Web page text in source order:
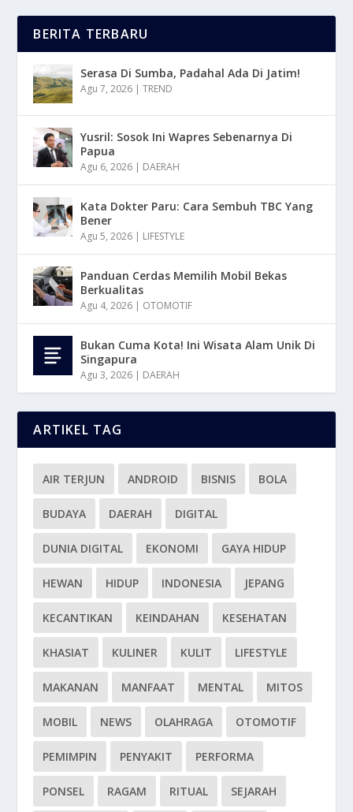
BERITA TERBARU
Serasa Di Sumba, Padahal Ada Di Jatim!
Agu 7, 2026 |TREND
Yusril: Sosok Ini Wapres Sebenarnya Di
Papua
Agu 6, 2026 | DAERAH
Kata Dokter Paru: Cara Sembuh TBC Yang
Bener
Agu 5, 2026 | LIFESTYLE
Panduan Cerdas Memilih Mobil Bekas
Berkualitas
Agu 4, 2026 | OTOMOTIF
Bukan Cuma Kota! Ini Wisata Alam Unik Di
Singapura
Agu 3, 2026 | DAERAH
ARTIKEL TAG
AIR TERJUN ANDROID BISNIS BOLA
BUDAYA DAERAH DIGITAL
DUNIA DIGITAL EKONOMI GAYA HIDUP
HEWAN HIDUP INDONESIA JEPANG
KECANTIKAN KEINDAHAN KESEHATAN
KHASIAT KULINER KULIT LIFESTYLE
MAKANAN MANFAAT MENTAL MITOS
MOBIL NEWS OLAHRAGA OTOMOTIF
PEMIMPIN PENYAKIT PERFORMA
PONSEL RAGAM RITUAL SEJARAH